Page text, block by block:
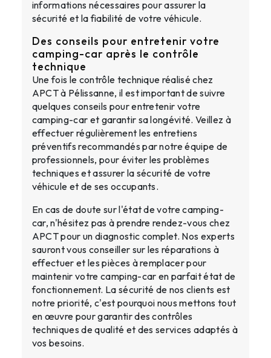
informations nécessaires pour assurer la
sécurité et la fiabilité de votre véhicule.
Des conseils pour entretenir votre
camping-car après le contrôle
technique
Une fois le contrôle technique réalisé chez
APCT à Pélissanne, il est important de suivre
quelques conseils pour entretenir votre
camping-car et garantir sa longévité. Veillez à
effectuer régulièrement les entretiens
préventifs recommandés par notre équipe de
professionnels, pour éviter les problèmes
techniques et assurer la sécurité de votre
véhicule et de ses occupants.
En cas de doute sur l'état de votre camping-
car, n'hésitez pas à prendre rendez-vous chez
APCT pour un diagnostic complet. Nos experts
sauront vous conseiller sur les réparations à
effectuer et les pièces à remplacer pour
maintenir votre camping-car en parfait état de
fonctionnement. La sécurité de nos clients est
notre priorité, c'est pourquoi nous mettons tout
en œuvre pour garantir des contrôles
techniques de qualité et des services adaptés à
vos besoins.